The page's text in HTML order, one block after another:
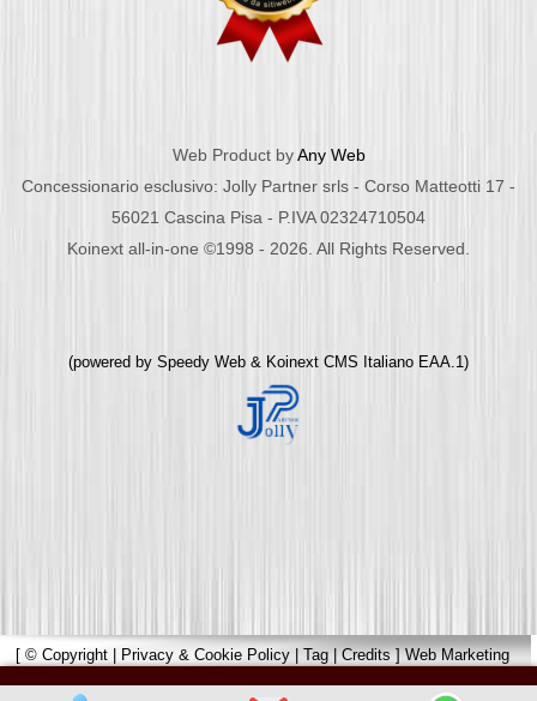
Web Product byAny Web
Concessionario esclusivo: Jolly Partner srls - Corso Matteotti 17 -
56021 Cascina Pisa - P.IVA 02324710504
Koinext all-in-one ©1998 - 2026. All Rights Reserved.
(powered by Speedy Web & Koinext CMS Italiano EAA.1)
[ © Copyright | Privacy & Cookie Policy | Tag|Credits]Web Marketing
Pisapowered byPisa Online|Hotels Web|Italia Search|Network Portali